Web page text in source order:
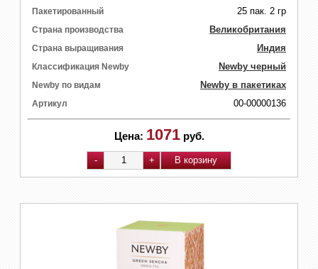
Пакетированный 25 пак. 2 гр
Страна производства Великобритания
Страна выращивания Индия
Классификация Newby Newby черный
Newby по видам Newby в пакетиках
Артикул 00-00000136
Цена: 1071 руб.